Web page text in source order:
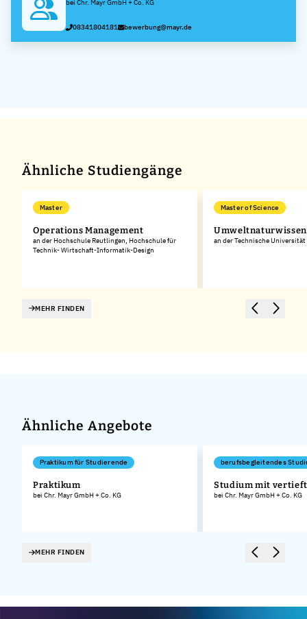
bei Chr. Mayr GmbH + Co. KG
08341804181 bewerbung@mayr.de
Ähnliche Studiengänge
Master
Operations Management
an der Hochschule Reutlingen, Hochschule für
Technik- Wirtschaft-Informatik-Design
Master of Science
an der Technische
MEHR FINDEN
Ähnliche Angebote
Praktikum für Studierende
Praktikum
bei Chr. Mayr GmbH + Co. KG
berufsbegleitendes
Studium mit
bei Chr. Mayr GmbH + Co. KG
MEHR FINDEN